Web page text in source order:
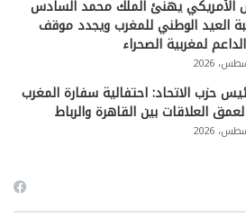
الأمريكي يهنئ الملك محمد السادس
العيد الوطني للمغرب ويجدد موقف
لمغربية الصحراء
حزب الاتحاد: احتفالية سفارة المغرب
العلاقات بين القاهرة والرباط